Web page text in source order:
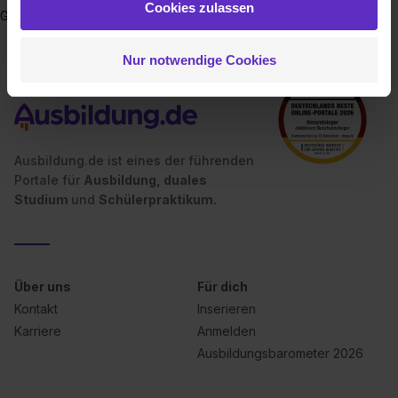
zulassen“ stimmst du dem Setzen der Cookies und der
Verwendungszwecke (ausgenommen „Notwendig“) zu. .
In diesem Fall sowie bei der separaten Aktivierung von
„Social Media und Marketing“ bist du auch damit
einverstanden, dass dir nach Setzen der Cookies externe
Inhalte (z.B. Videos oder Posts) angezeigt und hierfür
erforderliche personenbezogene Daten an Social Media
bestimmte Verwendungszwecke zulassen, triff deine
Auswahl über die Checkboxen und klick auf „Auswahl
erlauben“. Die Einwilligung zur Platzierung von Cookies
der Kategorien „Präferenzen“, „Statistiken“ und „Social
Cookies zulassen
Nur notwendige Cookies
Gestaltungsspielräume.
Ausbildung.de ist eines der führenden
Portale für Ausbildung, duales
Studium und Schülerpraktikum.
Über uns
Kontakt
Karriere
Für dich
Inserieren
Anmelden
Ausbildungsbarometer 2026